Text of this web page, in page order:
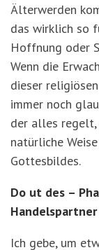
Älterwerden
das wirklich so
Hoffnung oder
Wenn die
dieser
immer noch
der alles
natürliche
Gottesbildes.
Do ut des –
Handelspartner
Ich gebe, um